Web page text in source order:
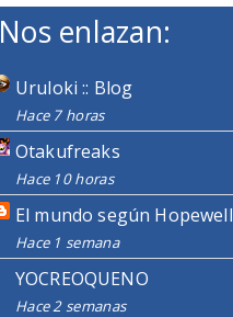
Nos enlazan:
Uruloki :: Blog
Hace 7 horas
Otakufreaks
Hace 10 horas
El mundo según Hopewell
Hace 1 semana
YOCREOQUENO
Hace 2 semanas